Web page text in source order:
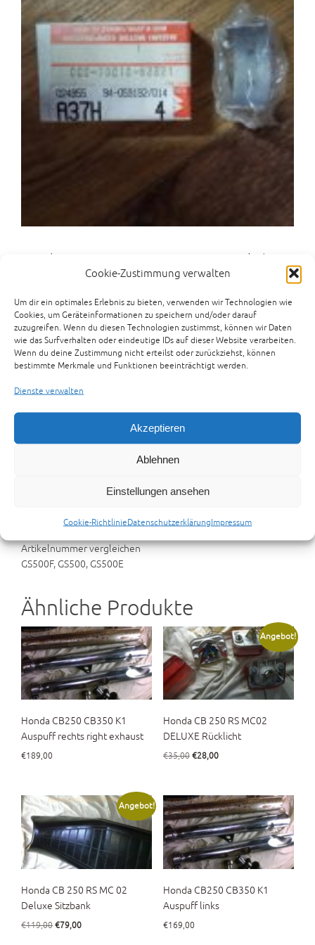
Cookie-Zustimmung verwalten
Um dir ein optimales Erlebnis zu bieten, verwenden wir Technologien wie
Cookies, um Geräteinformationen zu speichern und/oder darauf
zuzugreifen. Wenn du diesen Technologien zustimmst, können wir Daten
wie das Surfverhalten oder eindeutige IDs auf dieser Website verarbeiten.
Wenn du deine Zustimmung nicht erteilst oder zurückziehst, können
bestimmte Merkmale und Funktionen beeinträchtigt werden.
Dienste verwalten
Akzeptieren
Ablehnen
Einstellungen ansehen
Cookie-RichtlinieDatenschutzerklärungImpressum
Suzuki GS450 GS500 GS500E Lagerschale
Suzuki GS450 Lagerschale Pleuel
Artikelnummer:18-09-24-4Kategorien:ERSATZTEILE,SUZUKI
ERSATZTEILE
Beschreibung
Preisvorschlag senden
Beschreibung
Suzuki GS450 Lagerschale Pleuel
Artikelnummer vergleichen
GS500F, GS500, GS500E
Ähnliche Produkte
Honda CB250 CB350 K1
Auspuff rechts right exhaust
€189,00
Angebot!
Honda CB 250 RS MC02
DELUXE Rücklicht
€35,00 Ursprünglicher
€35,00
€28,00Aktueller
€28,00.
Angebot!
Honda CB 250 RS MC 02
Deluxe Sitzbank
€119,00 Ursprünglicher
€79,00Aktueller
Honda CB250 CB350 K1
Auspuff links
€169,00